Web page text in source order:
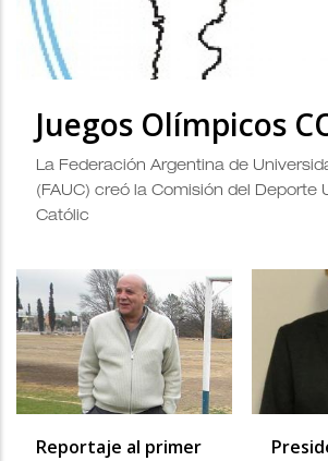
Juegos Olímpicos
La Federación Argentina de
(FAUC) creó la Comisión del Deporte
Católic
Reportaje al primer